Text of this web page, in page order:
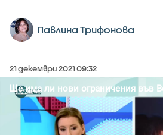
Павлина Трифонова
21 декември 2021 09:32